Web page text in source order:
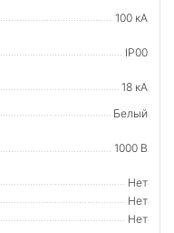
100 кА
IP00
18 кА
Белый
1000 В
Нет
Нет
Нет